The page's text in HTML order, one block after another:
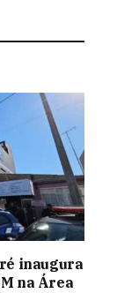
inaugura
na Área